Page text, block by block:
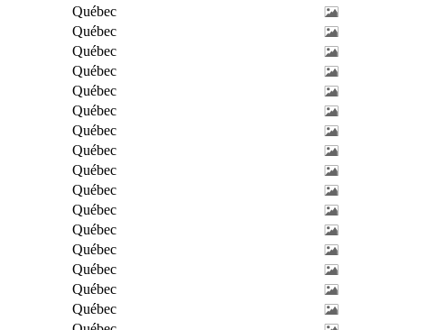
Québec
Québec
Québec
Québec
Québec
Québec
Québec
Québec
Québec
Québec
Québec
Québec
Québec
Québec
Québec
Québec